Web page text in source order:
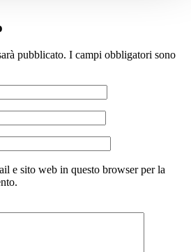
pubblicato. I campi obbligatori sono
e sito web in questo browser per la